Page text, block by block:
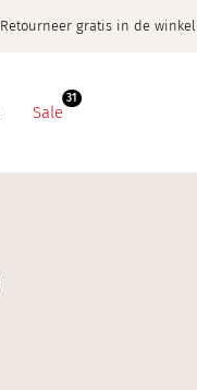
Retourneer gratis in de winkel
Sale
31